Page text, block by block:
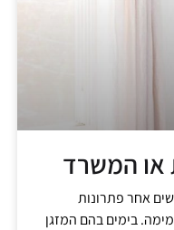
או המשרד
אחר פתרונות
בימים בהם המזגן